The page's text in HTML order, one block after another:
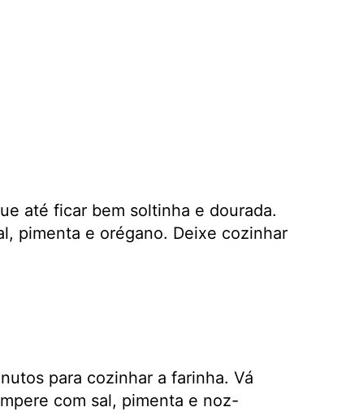
até ficar bem soltinha e dourada.
pimenta e orégano. Deixe cozinhar
para cozinhar a farinha. Vá
com sal, pimenta e noz-